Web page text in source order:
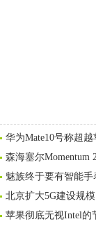
华为Mate10号称超
森海塞尔Momentum
魅族终于要有智能手
北京扩大5G建设规
苹果彻底无视Intel的